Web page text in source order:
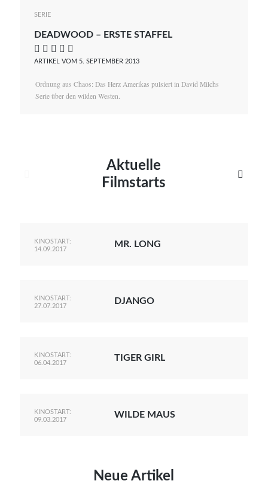
SERIE
DEADWOOD – ERSTE STAFFEL
    
ARTIKEL VOM 5. SEPTEMBER 2013
Ordnung aus Chaos: Das Herz Amerikas pulsiert in David Milchs
Serie über den wilden Westen.
Aktuelle
Filmstarts

KINOSTART:
14.09.2017
MR. LONG
KINOSTART:
27.07.2017
DJANGO
KINOSTART:
06.04.2017
TIGER GIRL
KINOSTART:
09.03.2017
WILDE MAUS
Neue Artikel